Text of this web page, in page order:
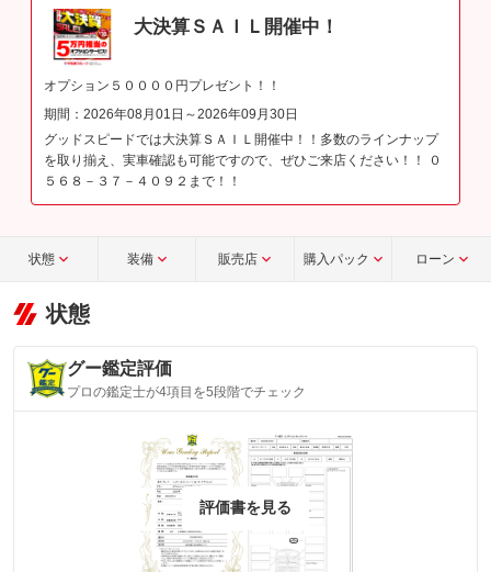
大決算ＳＡＩＬ開催中！
オプション５００００円プレゼント！！
期間：2026年08月01日～2026年09月30日
グッドスピードでは大決算ＳＡＩＬ開催中！！多数のラインナップ
を取り揃え、実車確認も可能ですので、ぜひご来店ください！！ ０
５６８－３７－４０９２まで！！
状態 装備 販売店 購入パック ローン
状態
グー鑑定評価
プロの鑑定士が4項目を5段階でチェック
評価書を見る